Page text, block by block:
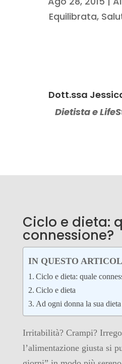
Equilibrata,
Dott.ssa
Dietista e
Ciclo e dieta:
connessione?
IN QUESTO
Ciclo e dieta: quale
Ciclo e dieta
Ad ogni donna la sua dieta
Irritabilità? Crampi?
l’alimentazione giusta si